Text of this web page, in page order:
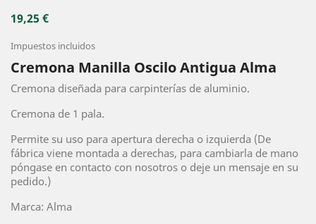
19,25 €
Impuestos incluidos
Cremona Manilla Oscilo Antigua Alma
Cremona diseñada para carpinterías de aluminio.
Cremona de 1 pala.
Permite su uso para apertura derecha o izquierda (De
fábrica viene montada a derechas, para cambiarla de mano
póngase en contacto con nosotros o deje un mensaje en su
pedido.)
Marca: Alma